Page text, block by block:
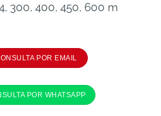
300, 400, 450, 600 m